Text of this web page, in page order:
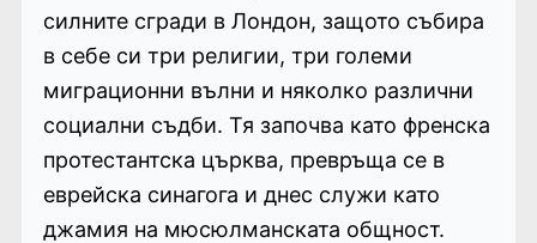
силните сгради в Лондон, защото събира
в себе си три религии, три големи
миграционни вълни и няколко различни
социални съдби. Тя започва като френска
протестантска църква, превръща се в
еврейска синагога и днес служи като
джамия на мюсюлманската общност.